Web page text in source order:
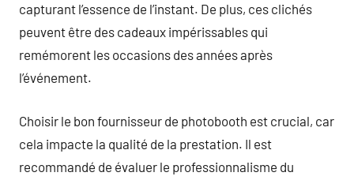
capturant l’essence de l’instant. De plus, ces clichés
peuvent être des cadeaux impérissables qui
remémorent les occasions des années après
l’événement.
Choisir le bon fournisseur de photobooth est crucial, car
cela impacte la qualité de la prestation. Il est
recommandé de évaluer le professionnalisme du